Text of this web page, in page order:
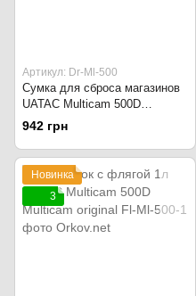
Артикул: Dr-Ml-500
Сумка для сброса магазинов
UATAC Multicam 500D
Multicam original
942 грн
Новинка
3